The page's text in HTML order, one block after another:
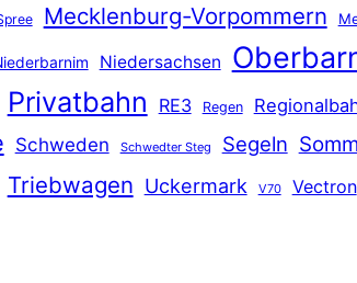
Mecklenburg-Vorpommern
Niedersachsen
Privatbahn RE3 Regen
Schweden Schwedter Steg Segeln
Triebwagen Uckermark V70 Vectron